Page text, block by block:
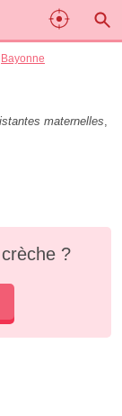
Bayonne
maternelles,
?